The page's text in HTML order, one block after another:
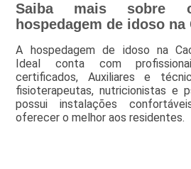
Saiba mais sobre
hospedagem de idoso
A hospedagem de idoso na
Ideal conta com
certificados, Auxiliares e
fisioterapeutas, nutricionistas e
possui instalações
oferecer o melhor aos residentes.